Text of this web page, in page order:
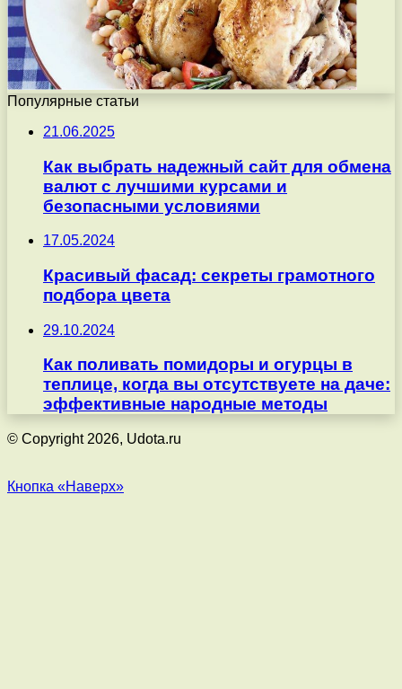
Популярные статьи
21.06.2025
Как выбрать надежный сайт для обмена
валют с лучшими курсами и
безопасными условиями
17.05.2024
Красивый фасад: секреты грамотного
подбора цвета
29.10.2024
Как поливать помидоры и огурцы в
теплице, когда вы отсутствуете на даче:
эффективные народные методы
© Copyright 2026, Udota.ru
Кнопка «Наверх»